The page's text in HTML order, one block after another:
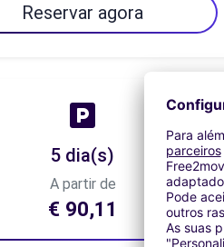
Reservar agora
5 dia(s)
A partir de
€ 90,11